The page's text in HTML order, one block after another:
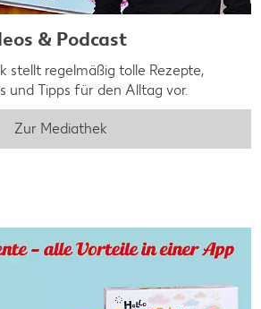
& Podcast
stellt regelmäßig tolle Rezepte,
und Tipps für den Alltag vor.
Zur Mediathek